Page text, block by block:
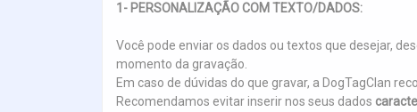
1- PERSONALIZAÇÃO COM TEXTO/DADOS:
Você pode enviar os dados ou textos que desejar,
momento da gravação.
Em caso de dúvidas do que gravar, a DogTagClan
Recomendamos evitar inserir nos seus dados